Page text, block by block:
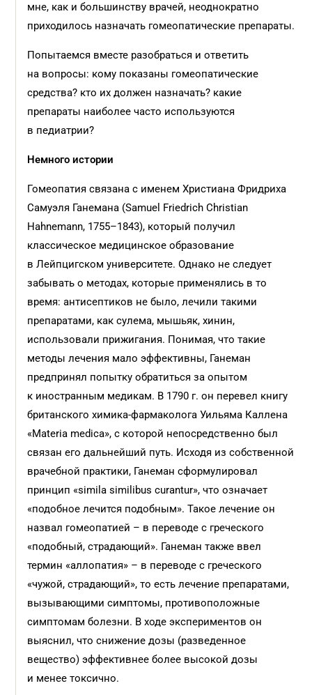
мне, как и большинству врачей, неоднократно
приходилось назначать гомеопатические препараты.
Попытаемся вместе разобраться и ответить
на вопросы: кому показаны гомеопатические
средства? кто их должен назначать? какие
препараты наиболее часто используются
в педиатрии?
Немного истории
Гомеопатия связана с именем Христиана Фридриха
Самуэля Ганемана (Samuel Friedrich Christian
Hahnemann, 1755–1843), который получил
классическое медицинское образование
в Лейпцигском университете. Однако не следует
забывать о методах, которые применялись в то
время: антисептиков не было, лечили такими
препаратами, как сулема, мышьяк, хинин,
использовали прижигания. Понимая, что такие
методы лечения мало эффективны, Ганеман
предпринял попытку обратиться за опытом
к иностранным медикам. В 1790 г. он перевел книгу
британского химика-фармаколога Уильяма Каллена
«Materia medica», с которой непосредственно был
связан его дальнейший путь. Исходя из собственной
врачебной практики, Ганеман сформулировал
принцип «simila similibus curantur», что означает
«подобное лечится подобным». Такое лечение он
назвал гомеопатией – в переводе с греческого
«подобный, страдающий». Ганеман также ввел
термин «аллопатия» – в переводе с греческого
«чужой, страдающий», то есть лечение препаратами,
вызывающими симптомы, противоположные
симптомам болезни. В ходе экспериментов он
выяснил, что снижение дозы (разведенное
вещество) эффективнее более высокой дозы
и менее токсично.